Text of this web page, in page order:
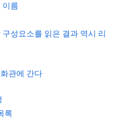
이름
성요소를 읽은 결과 역시 리
관에 간다
록